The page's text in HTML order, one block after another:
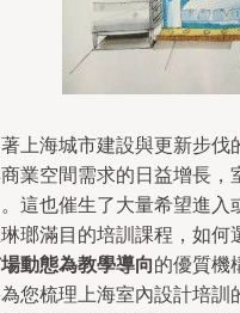
上海城市建設與更新步伐
業空間需求的日益增長，
這也催生了大量希望進入
瑯滿目的培訓課程，如何
動態為教學導向的優質機
您梳理上海室內設計培訓